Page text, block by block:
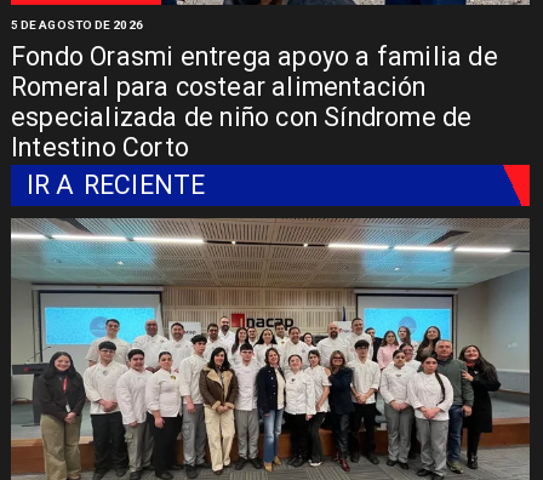
Fondo Orasmi entrega apoyo a familia de
Romeral para costear alimentación
especializada de niño con Síndrome de
Intestino Corto
5 DE AGOSTO DE 2026
IR A RECIENTE